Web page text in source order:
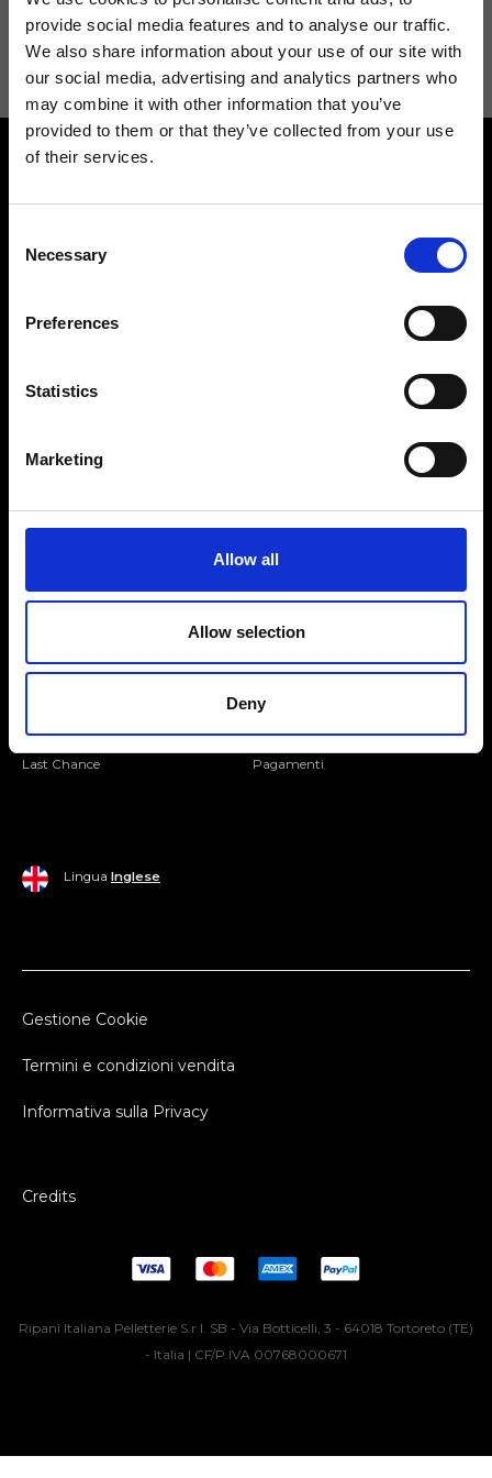
provide social media features and to analyse our traffic.
We also share information about your use of our site with
our social media, advertising and analytics partners who
may combine it with other information that you’ve
provided to them or that they’ve collected from your use
of their services.
Selection
Necessary
Preferences
Statistics
Marketing
Allow all
Allow selection
Deny
Acconsento a ricevere novità e promo da Ripani. Per maggiori
informazioni consulta laPrivacy Policy.
Trova il tuo negozio Ripani
Entra nella Community
Rispondiamo a tutte le tue
Mondo Ripani
Last Chance Pagamenti
Lingua Inglese
Gestione Cookie
Termini e condizioni vendita
Informativa sulla Privacy
Credits
Ripani Italiana Pelletterie S.r.l. SB - Via Botticelli, 3 - 64018 Tortoreto (TE)
- Italia | CF/P.IVA 00768000671